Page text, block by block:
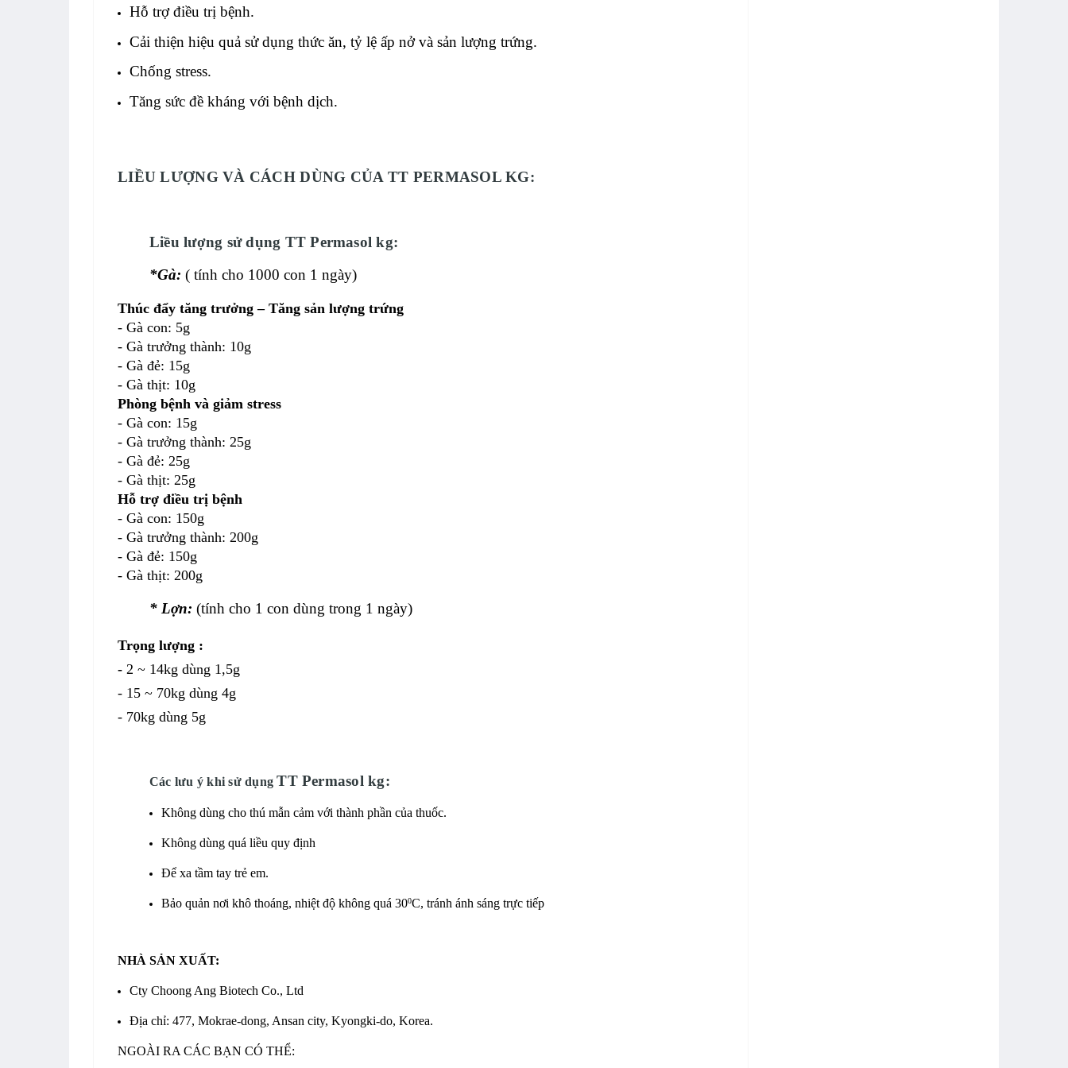
Hỗ trợ điều trị bệnh.
Cải thiện hiệu quả sử dụng thức ăn, tỷ lệ ấp nở và sản lượng trứng.
Chống stress.
Tăng sức đề kháng với bệnh dịch.
LIỀU LƯỢNG VÀ CÁCH DÙNG CỦA TT PERMASOL KG:
Liều lượng sử dụng TT Permasol kg:
*Gà: ( tính cho 1000 con 1 ngày)
Thúc đẩy tăng trưởng – Tăng sản lượng trứng
- Gà con: 5g
- Gà trưởng thành: 10g
- Gà đẻ: 15g
- Gà thịt: 10g
Phòng bệnh và giảm stress
- Gà con: 15g
- Gà trưởng thành: 25g
- Gà đẻ: 25g
- Gà thịt: 25g
Hỗ trợ điều trị bệnh
- Gà con: 150g
- Gà trưởng thành: 200g
- Gà đẻ: 150g
- Gà thịt: 200g
* Lợn: (tính cho 1 con dùng trong 1 ngày)
Trọng lượng :
- 2 ~ 14kg dùng 1,5g
- 15 ~ 70kg dùng 4g
- 70kg dùng 5g
Các lưu ý khi sử dụngTT Permasol kg:
Không dùng cho thú mẫn cảm với thành phần của thuốc.
Không dùng quá liều quy định
Để xa tầm tay trẻ em.
Bảo quản nơi khô thoáng, nhiệt độ không quá 300C, tránh ánh sáng trực tiếp
NHÀ SẢN XUẤT:
Cty Choong Ang Biotech Co., Ltd
Địa chỉ: 477, Mokrae-dong, Ansan city, Kyongki-do, Korea.
NGOÀI RA CÁC BẠN CÓ THỂ: